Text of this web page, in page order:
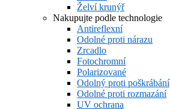
Želví krunýř
Nakupujte podle technologie
Antireflexní
Odolné proti nárazu
Zrcadlo
Fotochromní
Polarizované
Odolný proti poškrábání
Odolné proti rozmazání
UV ochrana